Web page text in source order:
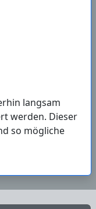
langsam
werden. Dieser
so mögliche